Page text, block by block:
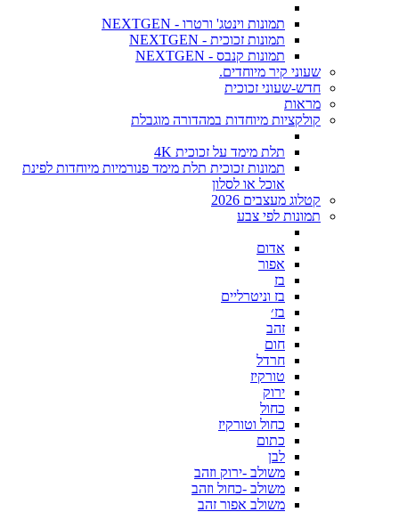
תמונות וינטג' ורטרו - NEXTGEN
תמונות זכוכית - NEXTGEN
תמונות קנבס - NEXTGEN
שעוני קיר מיוחדים.
חדש-שעוני זכוכית
מראות
קולקציות מיוחדות במהדורה מוגבלת
תלת מימד על זכוכית 4K
תמונות זכוכית תלת מימד פנורמיות מיוחדות לפינת
אוכל או לסלון
קטלוג מעצבים 2026
תמונות לפי צבע
אדום
אפור
בז
בז וניטרליים
בז׳
זהב
חום
חרדל
טורקיז
ירוק
כחול
כחול וטורקיז
כתום
לבן
משולב -ירוק וזהב
משולב -כחול וזהב
משולב אפור זהב